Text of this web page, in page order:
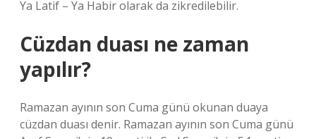
Ya Latif – Ya Habir olarak da zikredilebilir.
Cüzdan duası ne zaman
yapılır?
Ramazan ayının son Cuma günü okunan duaya
cüzdan duası denir. Ramazan ayının son Cuma günü